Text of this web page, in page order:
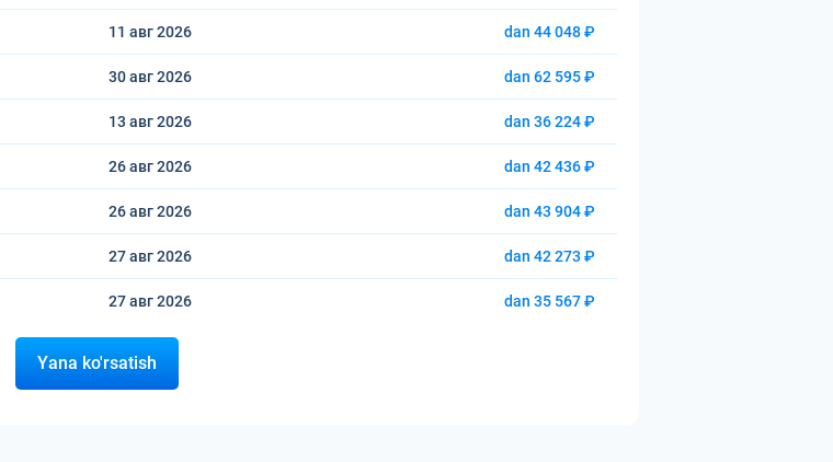
11 авг2026 dan 44 048 ₽
30 авг2026 dan 62 595 ₽
13 авг2026 dan 36 224 ₽
26 авг2026 dan 42 436 ₽
26 авг2026 dan 43 904 ₽
27 авг2026 dan 42 273 ₽
27 авг2026 dan 35 567 ₽
Yana ko'rsatish